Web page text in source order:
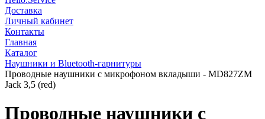
Доставка
Личный кабинет
Контакты
Главная
Каталог
Наушники и Bluetooth-гарнитуры
Проводные наушники с микрофоном вкладыши - MD827ZM
Jack 3,5 (red)
Проводные наушники с